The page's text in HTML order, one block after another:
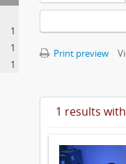
1
1
1
Print preview
1 results